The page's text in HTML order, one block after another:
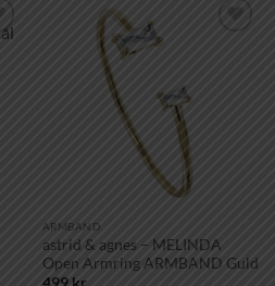
ARMBAND
astrid & agnes – MELINDA
Open Armring ARMBAND Guld